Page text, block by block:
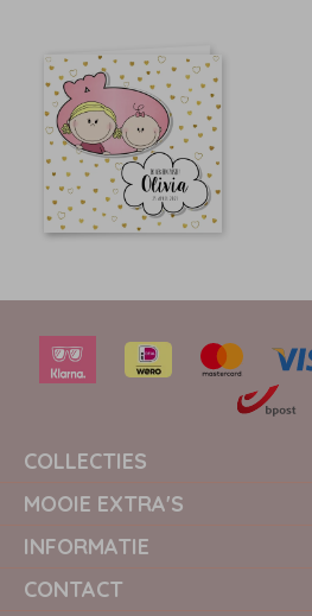
COLLECTIES
MOOIE EXTRA'S
INFORMATIE
CONTACT